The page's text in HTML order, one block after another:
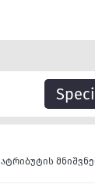
ატრიბუტის